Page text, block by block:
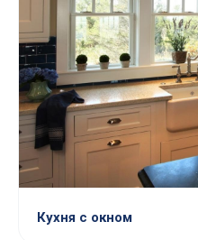
Кухня с окном